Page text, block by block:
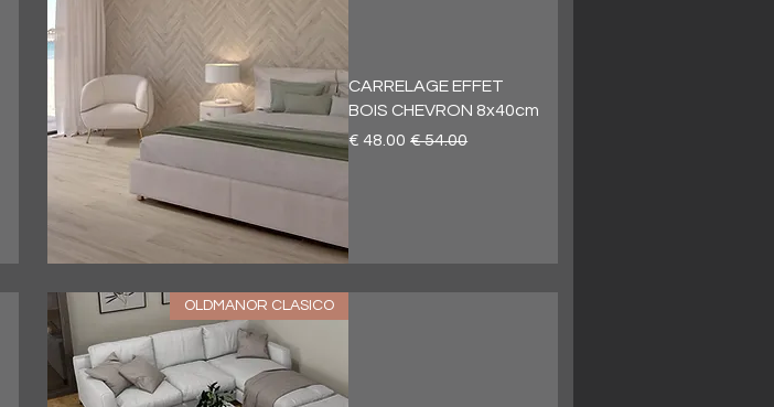
العرض السريع
CARRELAGE EFFET
BOIS CHEVRON 8x40cm
سعر عاديسعر البيع
OLDMANOR CLASICO